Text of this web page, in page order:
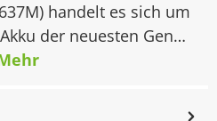
handelt es sich um
der neuesten Gen…